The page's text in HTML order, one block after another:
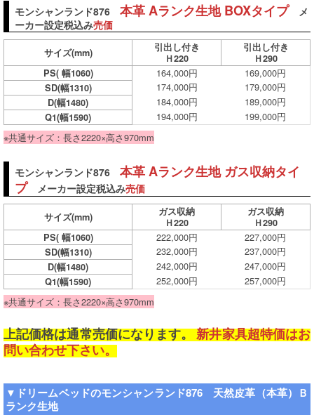
モンシャンランド876 本革 Aランク生地 BOXタイプメ
ーカー設定税込み売価
サイズ(mm)
引出し付き
Ｈ220
引出し付き
Ｈ290
PS( 幅1060)
164,000円 169,000円
SD(幅1310) 174,000円 179,000円
D(幅1480) 184,000円 189,000円
Q1(幅1590) 194,000円
199,000円
※共通サイズ：長さ2220×高さ970mm
モンシャンランド876 本革 Aランク生地 ガス収納タイ
プメーカー設定税込み売価
サイズ(mm)
ガス収納
Ｈ220
ガス収納
Ｈ290
PS( 幅1060)
222,000円 227,000円
SD(幅1310) 232,000円 237,000円
D(幅1480) 242,000円 247,000円
Q1(幅1590) 252,000円
257,000円
※共通サイズ：長さ2220×高さ970mm
上記価格は通常売価になります。新井家具超特価はお
問い合わせ下さい。
▼ドリームベッドのモンシャンランド876 天然皮革（本革）Ｂ
ランク生地